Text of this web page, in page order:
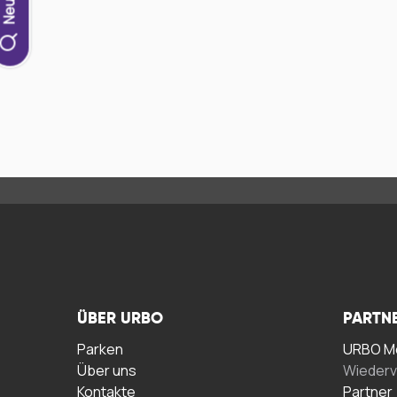
ÜBER URBO
Parken
Über uns
Kontakte
URBO
Partner